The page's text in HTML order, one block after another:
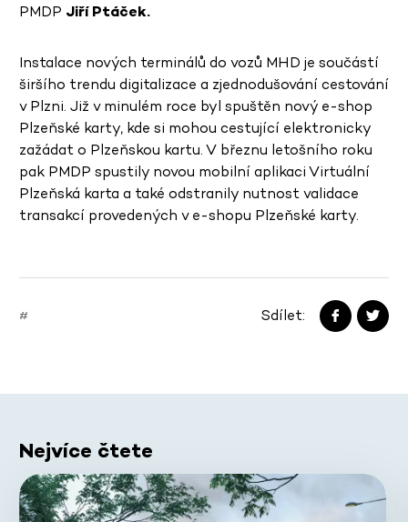
PMDP Jiří Ptáček.
Instalace nových terminálů do vozů MHD je součástí
širšího trendu digitalizace a zjednodušování cestování
v Plzni. Již v minulém roce byl spuštěn nový e-shop
Plzeňské karty, kde si mohou cestující elektronicky
zažádat o Plzeňskou kartu. V březnu letošního roku
pak PMDP spustily novou mobilní aplikaci Virtuální
Plzeňská karta a také odstranily nutnost validace
transakcí provedených v e-shopu Plzeňské karty.
# Sdílet:
Nejvíce čtete